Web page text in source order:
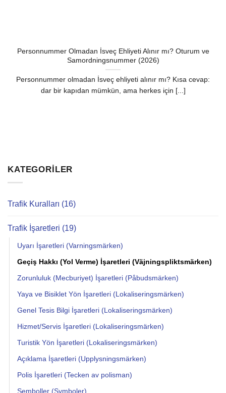
KATEGORILER
Trafik Kuralları (16)
Trafik İşaretleri (19)
Uyarı İşaretleri (Varningsmärken)
Geçiş Hakkı (Yol Verme) İşaretleri (Väjningspliktsmärken)
Zorunluluk (Mecburiyet) İşaretleri (Påbudsmärken)
Yaya ve Bisiklet Yön İşaretleri (Lokaliseringsmärken)
Genel Tesis Bilgi İşaretleri (Lokaliseringsmärken)
Hizmet/Servis İşaretleri (Lokaliseringsmärken)
Turistik Yön İşaretleri (Lokaliseringsmärken)
Açıklama İşaretleri (Upplysningsmärken)
Polis İşaretleri (Tecken av polisman)
Semboller (Symboler)
Personnummer Olmadan İsveç Ehliyeti Alınır mı? Oturum ve
Samordningsnummer (2026)
Personnummer olmadan İsveç ehliyeti alınır mı? Kısa cevap:
dar bir kapıdan mümkün, ama herkes için [...]